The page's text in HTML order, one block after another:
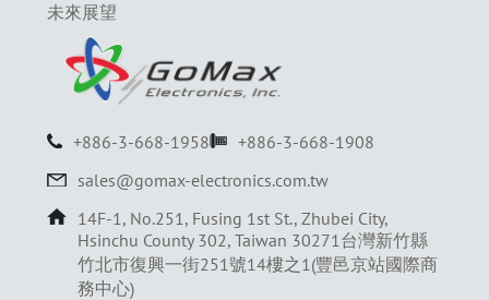
未來展望
+886-3-668-1958
+886-3-668-1908
sales@gomax-electronics.com.tw
14F-1, No.251, Fusing 1st St., Zhubei City,
Hsinchu County 302, Taiwan 30271台灣新竹縣
竹北市復興一街251號14樓之1(豐邑京站國際商
務中心)